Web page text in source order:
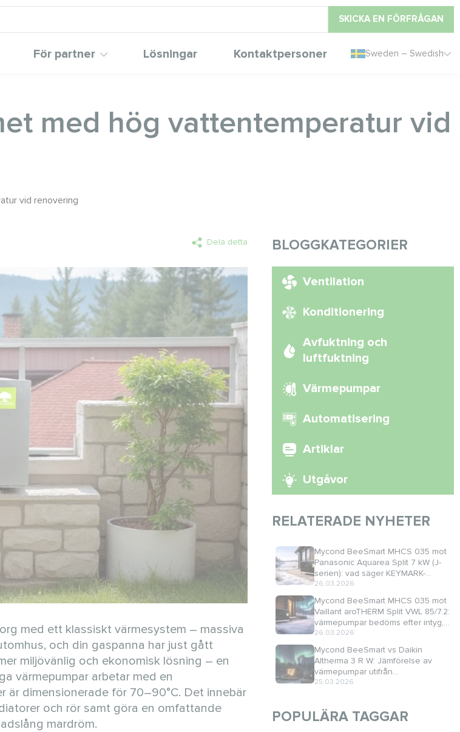
SKICKA EN FÖRFRÅGAN
För partner Lösningar Kontaktpersoner Sweden – Swedish
med hög vattentemperatur vid
vid renovering
Dela detta
med ett klassiskt värmesystem – massiva
och din gaspanna har just gått
miljövänlig och ekonomisk lösning – en
värmepumpar arbetar med en
är dimensionerade för 70–90°C. Det innebär
och rör samt göra en omfattande
mardröm.
BLOGGKATEGORIER
Ventilation
Konditionering
Avfuktning och
luftfuktning
Värmepumpar
Automatisering
Artiklar
Utgåvor
RELATERADE NYHETER
Mycond BeeSmart MHCS 035 mot
Panasonic Aquarea Split 7 kW (J-
serien): vad säger KEYMARK-
certifikaten egentligen?
26.03.2026
Mycond BeeSmart MHCS 035 mot
Vaillant aroTHERM Split VWL 85/7.2:
värmepumpar bedöms efter intyg,
inte broschyr
26.03.2026
Mycond BeeSmart vs Daikin
Altherma 3 R W: Jämförelse av
värmepumpar utifrån
HP‑KEYMARK‑certifikat
25.03.2026
POPULÄRA TAGGAR